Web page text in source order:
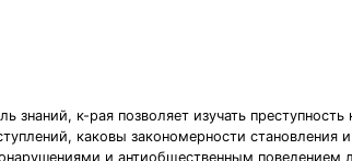
к-рая позволяет изучать преступность
каковы закономерности становления и
и антиобщественным